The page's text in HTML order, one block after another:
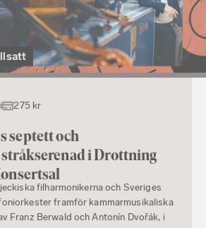
275 kr
septett och
i Drottning
filharmonikerna och Sveriges
framför kammarmusikaliska
Franz Berwald och Antonín Dvořák, i